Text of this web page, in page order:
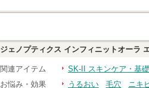
ジェノプティクス インフィニットオーラ
関連アイテム SK-II スキンケア・基
お悩み・効果
うるおい 毛穴 ニキ